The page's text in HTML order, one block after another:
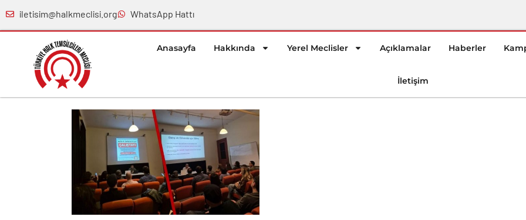
iletisim@halkmeclisi.org WhatsApp Hattı
Anasayfa Hakkında Yerel Meclisler Açıklamalar Haberler
İletişim